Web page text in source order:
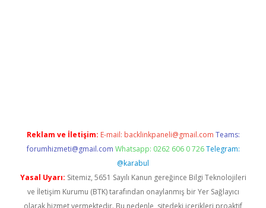
Reklam ve İletişim: E-mail: backlinkpaneli@gmail.com Teams:
forumhizmeti@gmail.com Whatsapp: 0262 606 0 726 Telegram:
@karabul
Yasal Uyarı: Sitemiz, 5651 Sayılı Kanun gereğince Bilgi Teknolojileri
ve İletişim Kurumu (BTK) tarafından onaylanmış bir Yer Sağlayıcı
olarak hizmet vermektedir. Bu nedenle, sitedeki içerikleri proaktif